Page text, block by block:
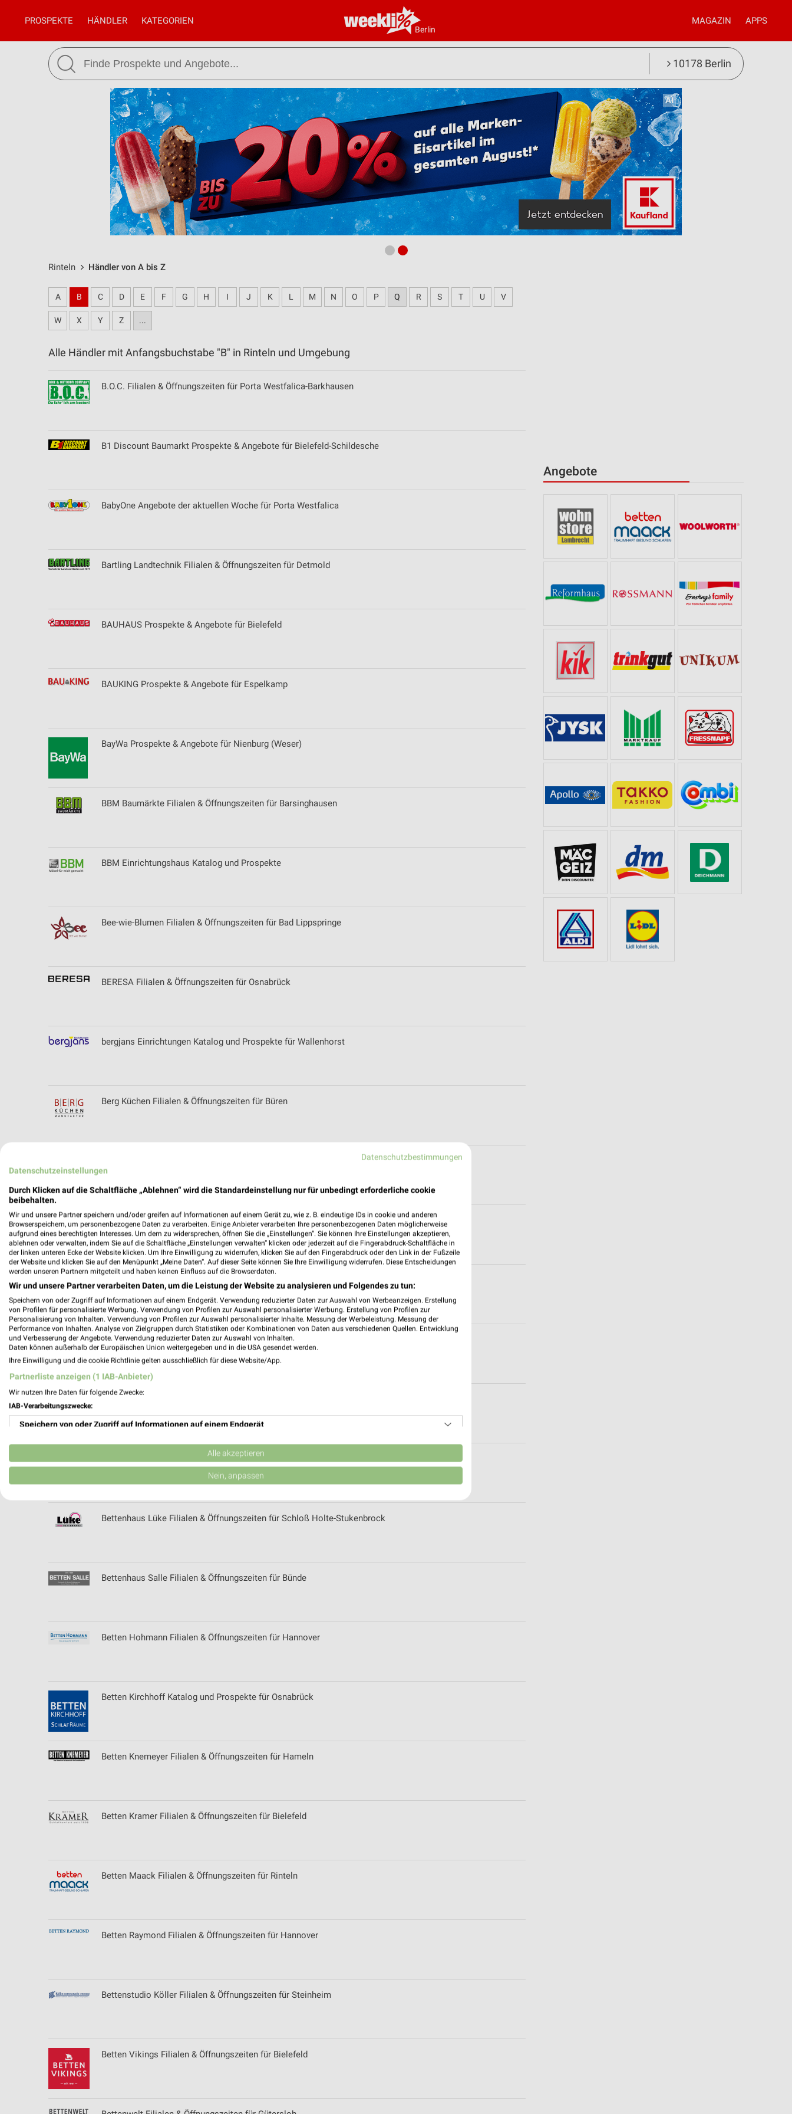
Berlin
PROSPEKTE HÄNDLER KATEGORIEN MAGAZIN APPS
10178 Berlin
Rinteln Händler von A bis Z
Angebote
A B C D E F G H I J K L M N O P Q R S T U V
W X Y Z ...
Alle Händler mit Anfangsbuchstabe "B" in Rinteln und Umgebung
B.O.C. Filialen & Öffnungszeiten für Porta Westfalica-Barkhausen
B1 Discount Baumarkt Prospekte & Angebote für Bielefeld-Schildesche
BabyOne Angebote der aktuellen Woche für Porta Westfalica
Bartling Landtechnik Filialen & Öffnungszeiten für Detmold
BAUHAUS Prospekte & Angebote für Bielefeld
BAUKING Prospekte & Angebote für Espelkamp
BayWa Prospekte & Angebote für Nienburg (Weser)
BBM Baumärkte Filialen & Öffnungszeiten für Barsinghausen
BBM Einrichtungshaus Katalog und Prospekte
Bee-wie-Blumen Filialen & Öffnungszeiten für Bad Lippspringe
BERESA Filialen & Öffnungszeiten für Osnabrück
bergjans Einrichtungen Katalog und Prospekte für Wallenhorst
Berg Küchen Filialen & Öffnungszeiten für Büren
Betten-Center Soltendieck Filialen & Öffnungszeiten für Hannover
Betten Beckord Filialen & Öffnungszeiten für Gütersloh
Bettenbrock Katalog und Prospekte für Bramsche
Bettenhaus Brokbals Filialen & Öffnungszeiten für Warendorf
Bettenhaus Lüke Filialen & Öffnungszeiten für Schloß Holte-Stukenbrock
Bettenhaus Salle Filialen & Öffnungszeiten für Bünde
Betten Hohmann Filialen & Öffnungszeiten für Hannover
Betten Kirchhoff Katalog und Prospekte für Osnabrück
Betten Knemeyer Filialen & Öffnungszeiten für Hameln
Betten Kramer Filialen & Öffnungszeiten für Bielefeld
Betten Maack Filialen & Öffnungszeiten für Rinteln
Betten Raymond Filialen & Öffnungszeiten für Hannover
Bettenstudio Köller Filialen & Öffnungszeiten für Steinheim
Betten Vikings Filialen & Öffnungszeiten für Bielefeld
Datenschutzbestimmungen
Datenschutzeinstellungen
Durch Klicken auf die Schaltfläche „Ablehnen“ wird die Standardeinstellung nur für unbedingt erforderliche cookie
beibehalten.
Wir und unsere Partner speichern und/oder greifen auf Informationen auf einem Gerät zu, wie z. B. eindeutige IDs in cookie und anderen
Browserspeichern, um personenbezogene Daten zu verarbeiten. Einige Anbieter verarbeiten Ihre personenbezogenen Daten möglicherweise
aufgrund eines berechtigten Interesses. Um dem zu widersprechen, öffnen Sie die „Einstellungen“. Sie können Ihre Einstellungen akzeptieren,
ablehnen oder verwalten, indem Sie auf die Schaltfläche „Einstellungen verwalten“ klicken oder jederzeit auf die Fingerabdruck-Schaltfläche in
der linken unteren Ecke der Website klicken. Um Ihre Einwilligung zu widerrufen, klicken Sie auf den Fingerabdruck oder den Link in der Fußzeile
der Website und klicken Sie auf den Menüpunkt „Meine Daten“. Auf dieser Seite können Sie Ihre Einwilligung widerrufen. Diese Entscheidungen
werden unseren Partnern mitgeteilt und haben keinen Einfluss auf die Browserdaten.
Wir und unsere Partner verarbeiten Daten, um die Leistung der Website zu analysieren und Folgendes zu tun:
Speichern von oder Zugriff auf Informationen auf einem Endgerät. Verwendung reduzierter Daten zur Auswahl von Werbeanzeigen. Erstellung
von Profilen für personalisierte Werbung. Verwendung von Profilen zur Auswahl personalisierter Werbung. Erstellung von Profilen zur
Personalisierung von Inhalten. Verwendung von Profilen zur Auswahl personalisierter Inhalte. Messung der Werbeleistung. Messung der
Performance von Inhalten. Analyse von Zielgruppen durch Statistiken oder Kombinationen von Daten aus verschiedenen Quellen. Entwicklung
und Verbesserung der Angebote. Verwendung reduzierter Daten zur Auswahl von Inhalten.
Daten können außerhalb der Europäischen Union weitergegeben und in die USA gesendet werden.
Ihre Einwilligung und die cookie Richtlinie gelten ausschließlich für diese Website/App.
Partnerliste anzeigen (1 IAB-Anbieter)
Wir nutzen Ihre Daten für folgende Zwecke:
IAB-Verarbeitungszwecke:
Speichern von oder Zugriff auf Informationen auf einem Endgerät
Verwendung reduzierter Daten zur Auswahl von Werbeanzeigen
Erstellung von Profilen für personalisierte Werbung
Erstellung von Profilen zur Personalisierung von Inhalten
Messung der Werbeleistung
Verwendung genauer Standortdaten
Nicht-IAB-Verarbeitungszwecke:
Funktional
Alle akzeptieren
Nein, anpassen